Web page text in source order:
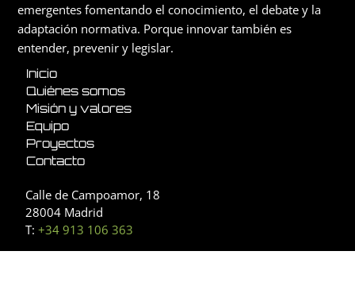
emergentes fomentando el conocimiento, el debate y la
adaptación normativa. Porque innovar también es
entender, prevenir y legislar.
Inicio
Quiénes somos
Misión y valores
Equipo
Proyectos
Contacto
Calle de Campoamor, 18
28004 Madrid
T:+34 913 106 363